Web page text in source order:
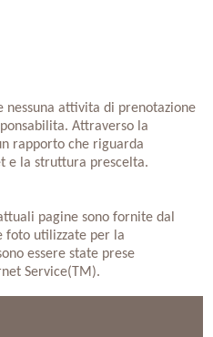
nessuna attivita di prenotazione
Attraverso la
rapporto che riguarda
e la struttura prescelta.
pagine sono fornite dal
foto utilizzate per la
essere state prese
Service(TM).